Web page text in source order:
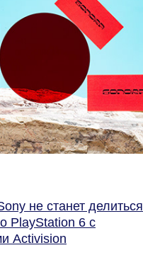
не станет делиться
PlayStation 6 с
Activision